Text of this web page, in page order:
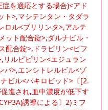
症を適応とする場合)<アド
ト>,マシテンタン・タダラ
ロル<ブリリンタ>,アルテ
ット配合錠>,ダルナビル・
配合錠>,ドラビリン<ピフ
リルピビリン<エジュラン
バ>,エンシトレルビル<ゾ
ビル<パキロビッド>〔[2.
進され,血中濃度が低下す
誘導による〕2)ミフ